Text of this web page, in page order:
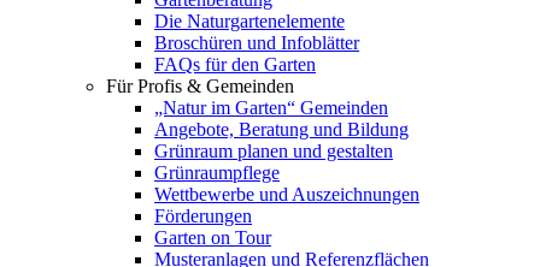
Die Naturgartenelemente
Broschüren und Infoblätter
FAQs für den Garten
Für Profis & Gemeinden
„Natur im Garten“ Gemeinden
Angebote, Beratung und Bildung
Grünraum planen und gestalten
Grünraumpflege
Wettbewerbe und Auszeichnungen
Förderungen
Garten on Tour
Musteranlagen und Referenzflächen